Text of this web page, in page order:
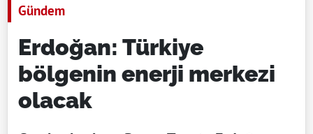
Gündem
Erdoğan: Türkiye
bölgenin enerji merkezi
olacak